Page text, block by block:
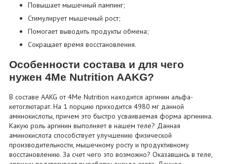
Повышает мышечный пампинг;
Стимулирует мышечный рост;
Помогает выводить продукты обмена;
Сокращает время восстановления.
Особенности состава и для чего
нужен 4Me Nutrition AAKG?
В составе AAKG от 4Me Nutrition находится аргинин альфа-
кетоглютарат. На 1 порцию приходится 4980 мг данной
аминокислоты, причем это быстро усваиваемая форма аргинина.
Какую роль аргинин выполняет в нашем теле? Данная
аминокислота способствует улучшению физической
производительности, мышечному росту и продуктивному
восстановлению. За счет чего это возможно? Оказавшись в теле,